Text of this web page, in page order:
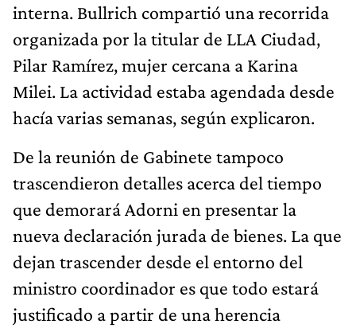
interna. Bullrich compartió una recorrida
organizada por la titular de LLA Ciudad,
Pilar Ramírez, mujer cercana a Karina
Milei. La actividad estaba agendada desde
hacía varias semanas, según explicaron.
De la reunión de Gabinete tampoco
trascendieron detalles acerca del tiempo
que demorará Adorni en presentar la
nueva declaración jurada de bienes. La que
dejan trascender desde el entorno del
ministro coordinador es que todo estará
justificado a partir de una herencia